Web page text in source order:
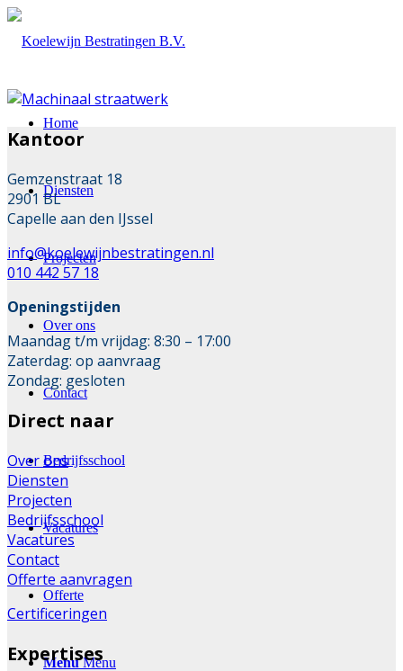
Home
Diensten
Projecten
Over ons
Contact
Bedrijfsschool
Vacatures
Offerte
Menu Menu
Kantoor
Gemzenstraat 18
2901 BL
Capelle aan den IJssel
info@koelewijnbestratingen.nl
010 442 57 18
Openingstijden
Maandag t/m vrijdag: 8:30 – 17:00
Zaterdag: op aanvraag
Zondag: gesloten
Direct naar
Over ons
Diensten
Projecten
Bedrijfsschool
Vacatures
Contact
Offerte aanvragen
Certificeringen
Expertises